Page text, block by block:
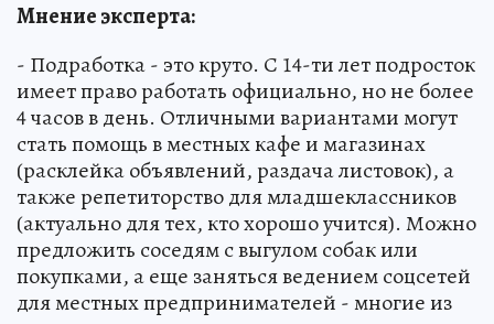
Мнение эксперта:
- Подработка - это круто. С 14-ти лет подросток
имеет право работать официально, но не более
4 часов в день. Отличными вариантами могут
стать помощь в местных кафе и магазинах
(расклейка объявлений, раздача листовок), а
также репетиторство для младшеклассников
(актуально для тех, кто хорошо учится). Можно
предложить соседям с выгулом собак или
покупками, а еще заняться ведением соцсетей
для местных предпринимателей - многие из